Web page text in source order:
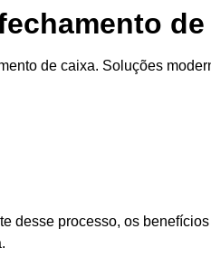
de caixa. Soluções
desse processo, os